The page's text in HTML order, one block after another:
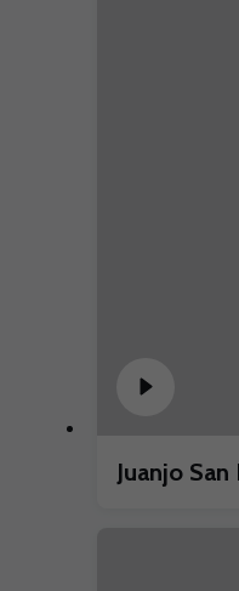
Juanjo